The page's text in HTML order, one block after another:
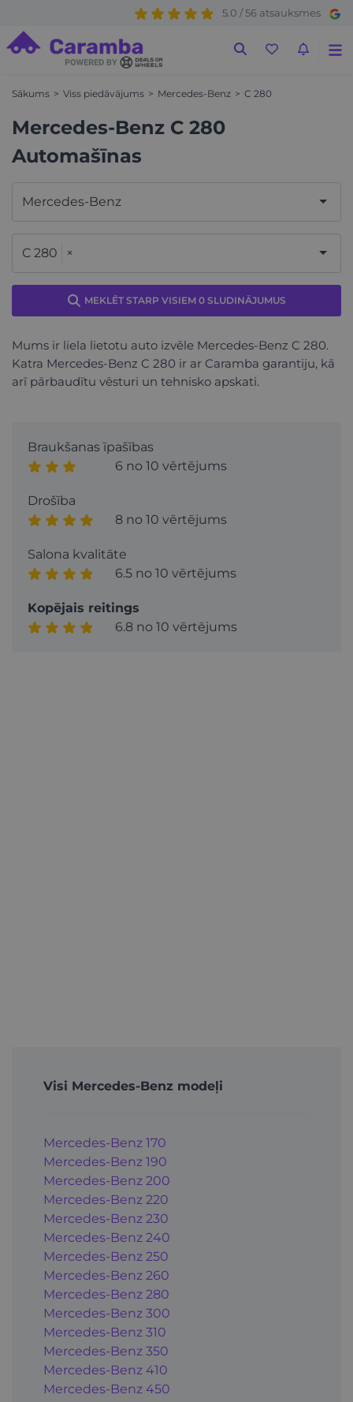
5.0 / 56 atsauksmes
Sākums Viss piedāvājums Mercedes-Benz C 280
Mercedes-Benz C 280
Automašīnas
Mercedes-Benz
C 280 ×
MEKLĒT STARP VISIEM 0 SLUDINĀJUMUS
Mums ir liela lietotu auto izvēle Mercedes-Benz C 280.
Katra Mercedes-Benz C 280 ir ar Caramba garantiju, kā
arī pārbaudītu vēsturi un tehnisko apskati.
Braukšanas īpašības
6 no 10 vērtējums
Drošība
8 no 10 vērtējums
Salona kvalitāte
6.5 no 10 vērtējums
Kopējais reitings
6.8 no 10 vērtējums
Visi Mercedes-Benz modeļi
Mercedes-Benz 170
Mercedes-Benz 190
Mercedes-Benz 200
Mercedes-Benz 220
Mercedes-Benz 230
Mercedes-Benz 240
Mercedes-Benz 250
Mercedes-Benz 260
Mercedes-Benz 280
Mercedes-Benz 300
Mercedes-Benz 310
Mercedes-Benz 350
Mercedes-Benz 410
Mercedes-Benz 450